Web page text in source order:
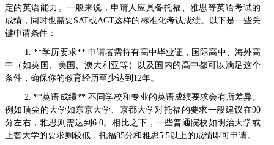
定的英语能力。一般来说，申请人应具备托福、雅思等英语考试的
成绩，同时也需要SAT或ACT这样的标准化考试成绩。以下是一些关
键申请条件：
1. **学历要求** 申请者需持有高中毕业证，国际高中、海外高
中（如英国、美国、澳大利亚等）以及国内的高中都可以满足这个
条件，确保你的教育经历至少达到12年。
2. **英语成绩** 不同学校和专业的英语成绩要求会有所差异。
例如顶尖的大学如东京大学、京都大学对托福的要求一般建议在90
分左右，雅思则需达到6.0。相比之下，一些普通院校如明治大学或
上智大学的要求则较低，托福85分和雅思5.5以上的成绩即可申请。